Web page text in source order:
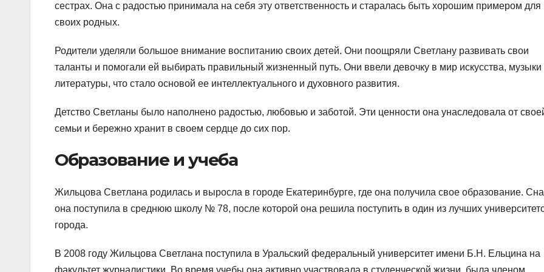
сестрах. Она с радостью принимала на себя эту ответственность и старалась быть хорошим примером для
своих родных.
Родители уделяли большое внимание воспитанию своих детей. Они поощряли Светлану развивать свои
таланты и помогали ей выбирать правильный жизненный путь. Они ввели девочку в мир искусства, музыки
литературы, что стало основой ее интеллектуального и духовного развития.
Детство Светланы было наполнено радостью, любовью и заботой. Эти ценности она унаследовала от
семьи и бережно хранит в своем сердце до сих пор.
Образование и учеба
Жильцова Светлана родилась и выросла в городе Екатеринбурге, где она получила свое образование.
она поступила в среднюю школу № 78, после которой она решила поступить в один из лучших
города.
В 2008 году Жильцова Светлана поступила в Уральский федеральный университет имени Б.Н. Ельцина на